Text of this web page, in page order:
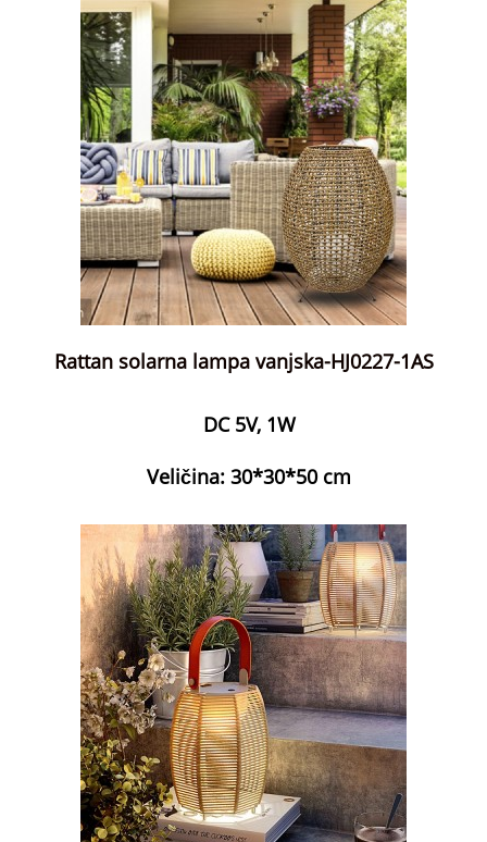
Rattan solarna lampa vanjska-HJ0227-1AS
DC 5V, 1W
Veličina: 30*30*50 cm